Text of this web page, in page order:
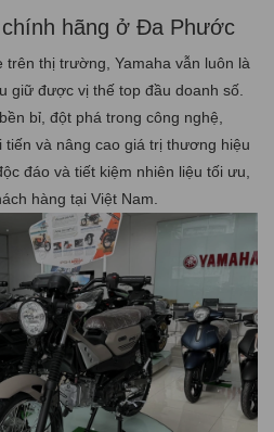
chính hãng ở Đa Phước
thị trường, Yamaha vẫn luôn là
giữ được vị thế top đầu doanh số.
bỉ, đột phá trong công nghệ,
và nâng cao giá trị thương hiệu
đáo và tiết kiệm nhiên liệu tối ưu,
hàng tại Việt Nam.